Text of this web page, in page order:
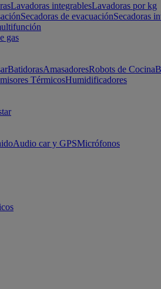
Lavadoras integrablesLavadoras por kg
Secadoras de evacuaciónSecadoras
gas
BatidorasAmasadoresRobots de Cocina
TérmicosHumidificadores
Audio car y GPSMicrófonos